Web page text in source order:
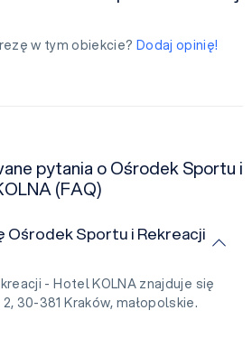
w tym obiekcie? Dodaj opinię!
pytania o Ośrodek Sportu i
(FAQ)
Ośrodek Sportu i Rekreacji
- Hotel KOLNA znajduje się
30-381 Kraków, małopolskie.